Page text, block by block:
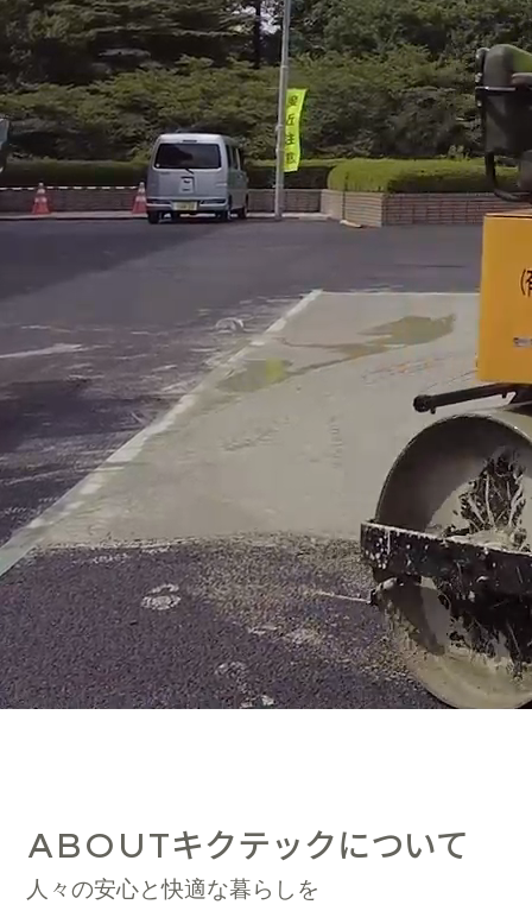
ABOUTキクテックについて
人々の安心と快適な暮らしを